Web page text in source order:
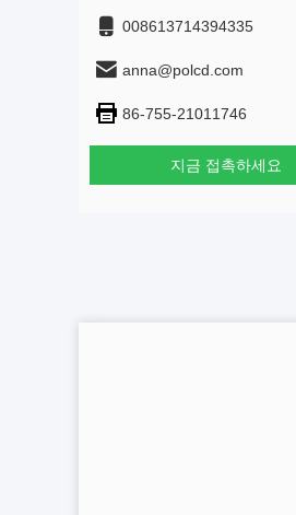
008613714394335
anna@polcd.com
86-755-21011746
지금 접촉하세요